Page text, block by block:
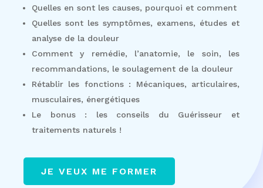
Quelles en sont les causes, pourquoi et comment
Quelles sont les symptômes, examens, études et
analyse de la douleur
Comment y remédie, l’anatomie, le soin, les
recommandations, le soulagement de la douleur
Rétablir les fonctions : Mécaniques, articulaires,
musculaires, énergétiques
Le bonus : les conseils du Guérisseur et
traitements naturels !
JE VEUX ME FORMER